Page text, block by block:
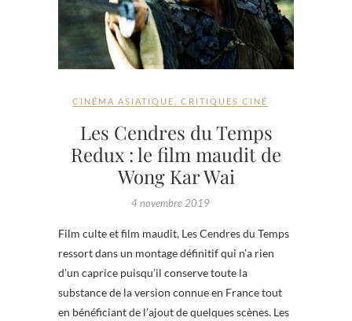
CINÉMA ASIATIQUE CRITIQUES CINÉ
Les Cendres du Temps
Redux : le film maudit de
Wong Kar Wai
4 novembre 2019
Film culte et film maudit, Les Cendres du Temps
ressort dans un montage définitif qui n’a rien
d’un caprice puisqu’il conserve toute la
substance de la version connue en France tout
en bénéficiant de l’ajout de quelques scènes. Les